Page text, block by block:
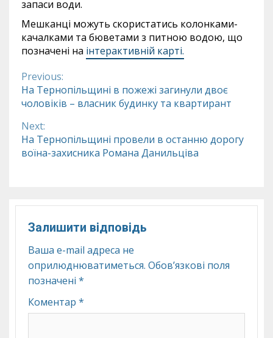
запаси води.
Мешканці можуть скористатись колонками-
качалками та бюветами з питною водою, що
позначені на інтерактивній карті.
Continue
Reading
Previous:
На Тернопільщині в пожежі загинули двоє
чоловіків – власник будинку та квартирант
Next:
На Тернопільщині провели в останню дорогу
воїна-захисника Романа Данильціва
Залишити відповідь
Ваша e-mail адреса не
оприлюднюватиметься. Обов’язкові поля
позначені *
Коментар *